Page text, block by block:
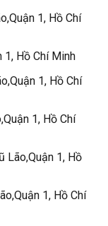
1, Hồ Chí
1, Hồ Chí Minh
1, Hồ Chí
1, Hồ Chí
Lão,Quận 1, Hồ
1, Hồ Chí